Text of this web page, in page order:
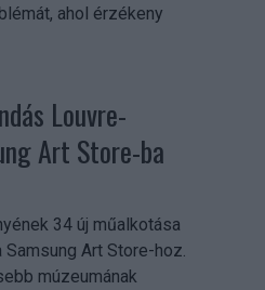
ahol érzékeny
Louvre-
Art Store-ba
34 új műalkotása
Art Store-hoz.
múzeumának